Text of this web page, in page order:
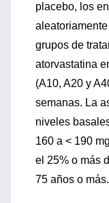
placebo, los
grupos de
atorvastatina
(A10, A20 y
semanas. La
niveles
160 a < 190
el 25% o más
75 años o más.